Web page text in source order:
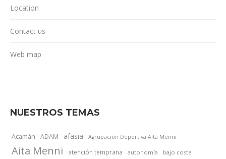
Location
Contact us
Web map
NUESTROS TEMAS
Acamán ADAM afasia Agrupación Deportiva Aita Menni
Aita Menni atención temprana autonomía bajo coste